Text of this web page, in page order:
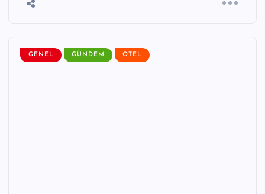
GENEL GÜNDEM OTEL